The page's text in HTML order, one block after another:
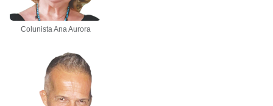
Colunista Ana Aurora